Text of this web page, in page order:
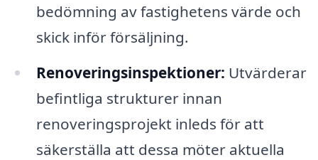
bedömning av fastighetens värde och
skick inför försäljning.
Renoveringsinspektioner: Utvärderar
befintliga strukturer innan
renoveringsprojekt inleds för att
säkerställa att dessa möter aktuella